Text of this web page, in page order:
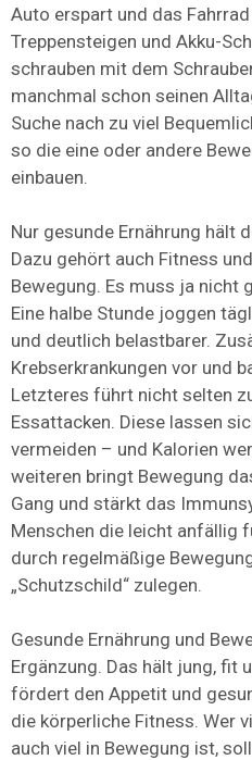
Auto erspart und das
Treppensteigen und Akku-
schrauben mit dem
manchmal schon seinen
Suche nach zu viel
so die eine oder andere
einbauen.
Nur gesunde Ernährung hält
Dazu gehört auch Fitness
Bewegung. Es muss ja nicht
Eine halbe Stunde joggen
und deutlich belastbarer.
Krebserkrankungen vor und
Letzteres führt nicht selten
Essattacken. Diese lassen
vermeiden – und Kalorien
weiteren bringt Bewegung
Gang und stärkt das
Menschen die leicht anfällig
durch regelmäßige
„Schutzschild“ zulegen.
Gesunde Ernährung und
Ergänzung. Das hält jung, fit
fördert den Appetit und
die körperliche Fitness. Wer
auch viel in Bewegung ist,